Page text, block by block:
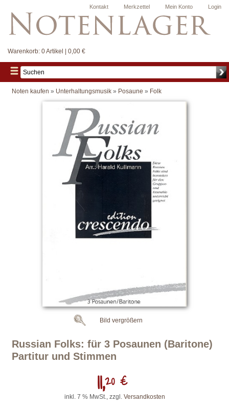
Login
Mein Konto
Merkzettel
Kontakt
Warenkorb: 0 Artikel | 0,00 €
Noten kaufen » Unterhaltungsmusik » Posaune » Folk
Russian Folks: für 3 Posaunen (Baritone)
Partitur und Stimmen
11,20 €
inkl. 7 % MwSt., zzgl. Versandkosten
Bild vergrößern